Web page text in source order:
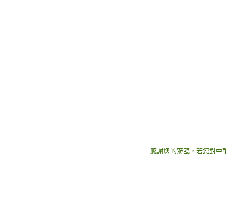
感謝您的蒞臨，若您對中